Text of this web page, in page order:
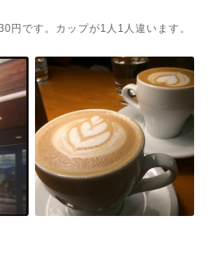
円です。カップが1人1人違います。